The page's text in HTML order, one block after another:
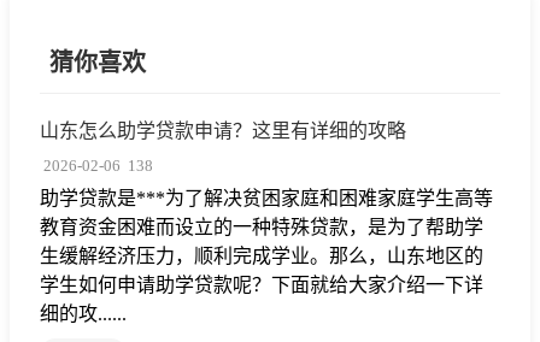
猜你喜欢
山东怎么助学贷款申请？这里有详细的攻略
2026-02-06 138
助学贷款是***为了解决贫困家庭和困难家庭学生高等
教育资金困难而设立的一种特殊贷款，是为了帮助学
生缓解经济压力，顺利完成学业。那么，山东地区的
学生如何申请助学贷款呢？下面就给大家介绍一下详
细的攻......